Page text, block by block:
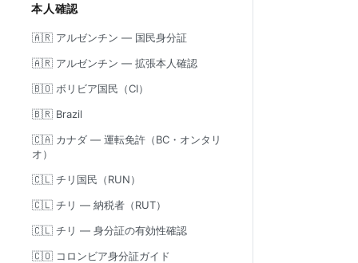
本人確認
🇦🇷 アルゼンチン — 国民身分証
🇦🇷 アルゼンチン — 拡張本人確認
🇧🇴 ボリビア国民（CI）
🇧🇷 Brazil
🇨🇦 カナダ — 運転免許（BC・オンタリ
オ）
🇨🇱 チリ国民（RUN）
🇨🇱 チリ — 納税者（RUT）
🇨🇱 チリ — 身分証の有効性確認
🇨🇴 コロンビア身分証ガイド